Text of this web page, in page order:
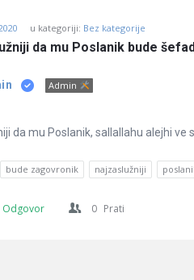
u kategoriji: Bez kategorije
da mu Poslanik bude
Admin
da mu Poslanik, sallallahu alejhi
bude zagovronik najzaslužniji
Odgovor 0 Prati